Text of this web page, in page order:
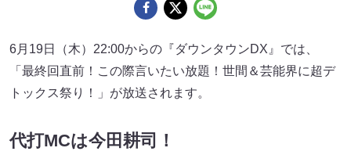
6月19日（木）22:00からの『ダウンタウンDX』では、
「最終回直前！この際言いたい放題！世間＆芸能界に超デ
トックス祭り！」が放送されます。
代打MCは今田耕司！